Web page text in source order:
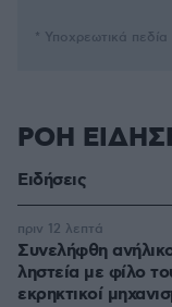
* Υποχρεωτικά πεδία
ΡΟΗ
Ειδήσεις
Συνελήφθη
ληστεία με φίλο
εκρηκτικοί
πριν 12 λεπτά